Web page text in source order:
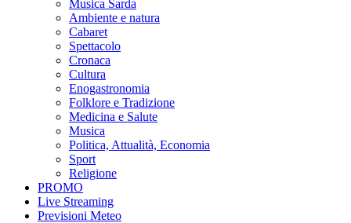
Musica Sarda
Ambiente e natura
Cabaret
Spettacolo
Cronaca
Cultura
Enogastronomia
Folklore e Tradizione
Medicina e Salute
Musica
Politica, Attualità, Economia
Sport
Religione
PROMO
Live Streaming
Previsioni Meteo